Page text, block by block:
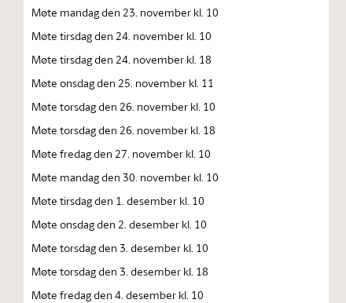
Møte mandag den 23. november kl. 10
Møte tirsdag den 24. november kl. 10
Møte tirsdag den 24. november kl. 18
Møte onsdag den 25. november kl. 11
Møte torsdag den 26. november kl. 10
Møte torsdag den 26. november kl. 18
Møte fredag den 27. november kl. 10
Møte mandag den 30. november kl. 10
Møte tirsdag den 1. desember kl. 10
Møte onsdag den 2. desember kl. 10
Møte torsdag den 3. desember kl. 10
Møte torsdag den 3. desember kl. 18
Møte fredag den 4. desember kl. 10